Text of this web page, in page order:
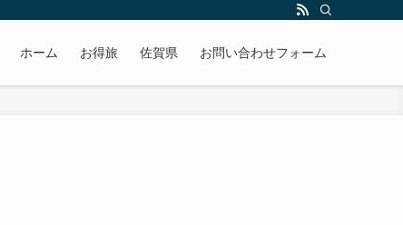
ホーム お得旅 佐賀県 お問い合わせフォーム